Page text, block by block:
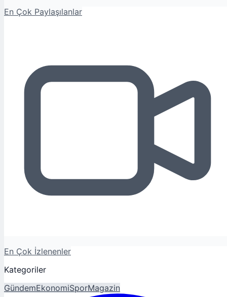
En Çok Paylaşılanlar
En Çok İzlenenler
Kategoriler
GündemEkonomiSporMagazin